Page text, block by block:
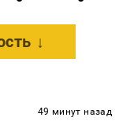
↓
49 минут назад